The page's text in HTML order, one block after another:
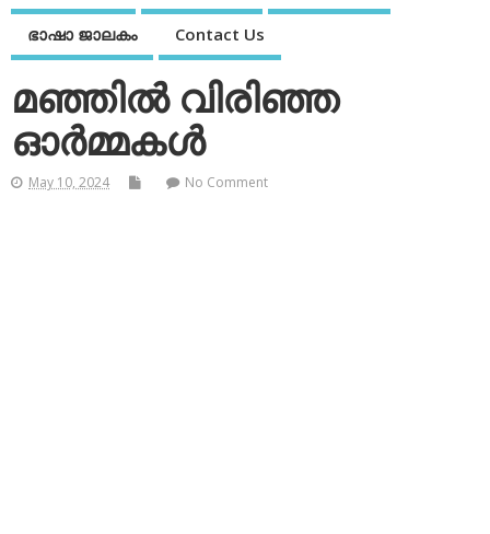
ഭാഷാ ജാലകം Contact Us
മഞ്ഞില്‍ വിരിഞ്ഞ
ഓര്‍മ്മകള്‍
May 10, 2024 No Comment